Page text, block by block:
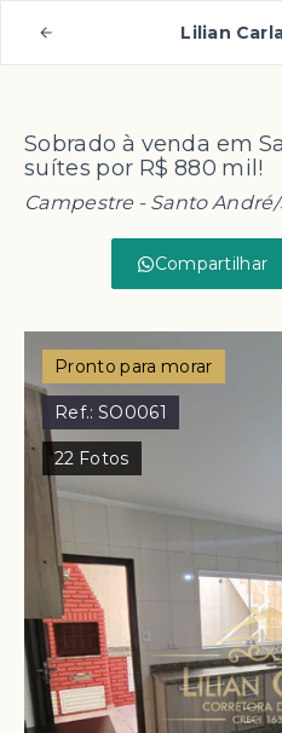
Lilian
Sobrado à venda em
suítes por R$ 880 mil!
Campestre - Santo André/
Compartilhar
Pronto para morar
Ref.:SO0061
22 Fotos